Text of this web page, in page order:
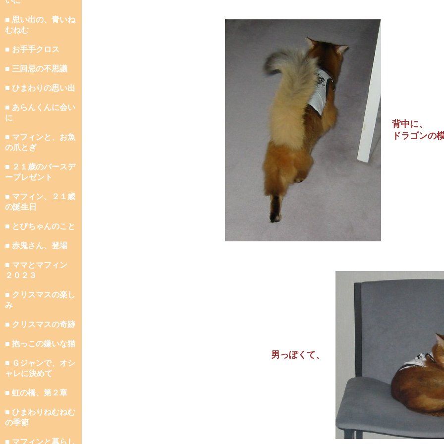
■ 思い出の、青いね
むねむ
■ お手手クロス
■ 三回忌の不思議
■ ひまわりの思い出
■ あらんくんに会い
に
■ マフィンと、お魚
の爪とぎ
■ ２１歳のバースデ
ープレゼント
■ マフィン、２１歳
の誕生日
■ とびちゃんのこと
■ 赤鬼さん、登場
■ ママとマフィン
２０２３
■ クリスマスの楽し
み
■ クリスマスの奇跡
■ 抱っこの嫌いな猫
■ Ｇジャンで、オシ
ャレに決めて
■ 虹の橋、第２章
■ ひまわりねむねむ
の季節
■ マフィンと暮らし
背中に、
ドラゴンの
男っぽくて、